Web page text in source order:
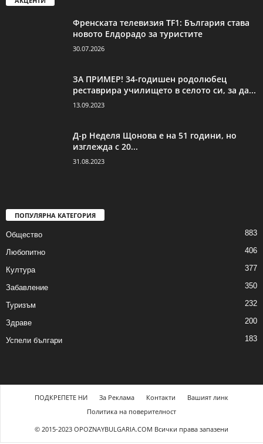
Френската телевизия TF1: България става
новото Елдорадо за туристите
30.07.2026
ЗА ПРИМЕР! 34-годишен родолюбец
реставрира училището в селото си, за да...
13.09.2023
Д-р Неделя Щонова е на 51 години, но
изглежда с 20...
31.08.2023
ПОПУЛЯРНА КАТЕГОРИЯ
Общество 883
Любопитно 406
Култура 377
Забавление 350
Туризъм 232
Здраве 200
Успели българи 183
ПОДКРЕПЕТЕ НИ За Реклама Контакти
Вашият линк
Политика на поверителност
© 2015-2023 OPOZNAYBULGARIA.COM Всички права запазени